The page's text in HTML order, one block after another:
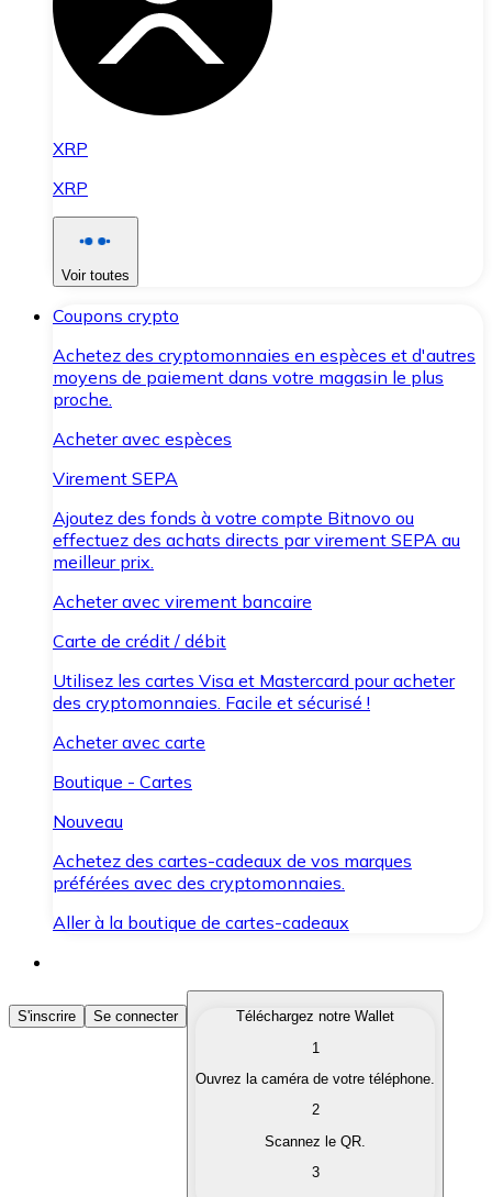
XRP
XRP
Voir toutes
Coupons crypto
Achetez des cryptomonnaies en espèces et d'autres
moyens de paiement dans votre magasin le plus
proche.
Acheter avec espèces
Virement SEPA
Ajoutez des fonds à votre compte Bitnovo ou
effectuez des achats directs par virement SEPA au
meilleur prix.
Acheter avec virement bancaire
Carte de crédit / débit
Utilisez les cartes Visa et Mastercard pour acheter
des cryptomonnaies. Facile et sécurisé !
Acheter avec carte
Boutique - Cartes
Nouveau
Achetez des cartes-cadeaux de vos marques
préférées avec des cryptomonnaies.
Aller à la boutique de cartes-cadeaux
Acheter des Cryptomonnaies
Achetez les cryptomonnaies qui vous intéressent
Convertissez vos cryptomonnaies en monnaie
S'inscrire Se connecter
Téléchargez notre Wallet
1
Ouvrez la caméra de votre téléphone.
2
Scannez le QR.
3